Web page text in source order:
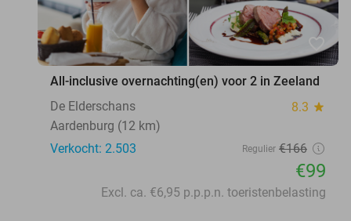
favorite_border
All-inclusive overnachting(en) voor 2 in Zeeland
De Elderschans
8.3 star
Aardenburg (12 km)
Verkocht: 2.503
Regulier €166
€99
Excl. ca. €6,95 p.p.p.n. toeristenbelasting